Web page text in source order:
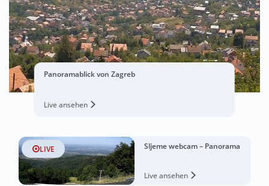
Panoramablick von Zagreb
Live ansehen
LIVE Sljeme webcam – Panorama
Live ansehen